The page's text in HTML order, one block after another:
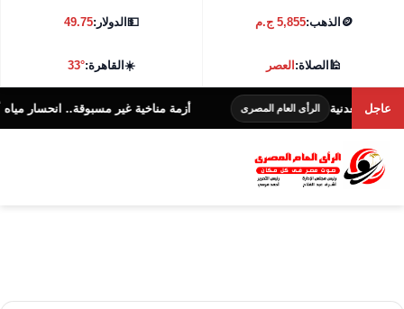
🪙 الذهب:5,855 ج.م 💵الدولار:49.75
🕌الصلاة:العصر ☀️القاهرة:33°
عاجل
الرأى العام المصرى أزمة مناخية غير مسبوقة.. انحسار مياه أكبر نهرين فى